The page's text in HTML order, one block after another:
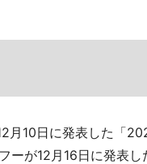
月10日に発表した「
ーが12月16日に発表